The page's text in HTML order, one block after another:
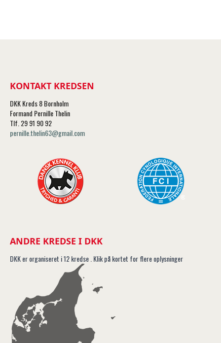
KONTAKT KREDSEN
DKK Kreds 8 Bornholm
Formand Pernille Thelin
Tlf. 29 91 90 92
pernille.thelin63@gmail.com
ANDRE KREDSE I DKK
DKK er organiseret i 12 kredse . Klik på kortet for flere oplysninger